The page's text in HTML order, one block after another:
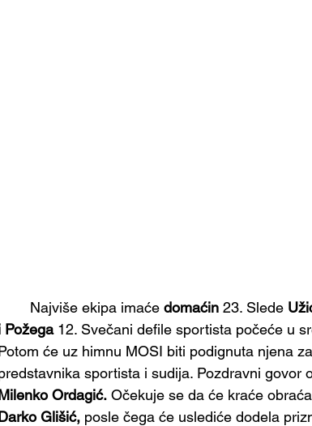
Najviše ekipa imaće domaćin 23. Slede
Požega 12. Svečani defile sportista počeće u
će uz himnu MOSI biti podignuta njena
sportista i sudija. Pozdravni govor
Ordagić. Očekuje se da će kraće
Glišić, posle čega će uslediće dodela